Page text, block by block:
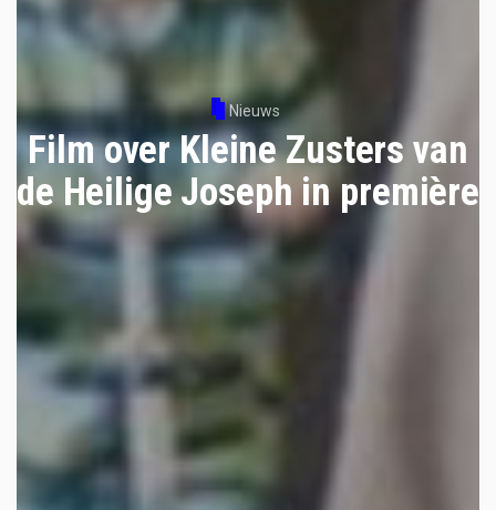
Nieuws
Film over Kleine Zusters van
de Heilige Joseph in première